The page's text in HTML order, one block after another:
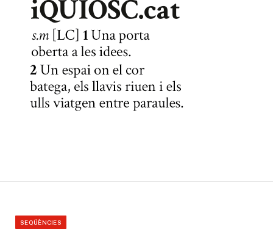
SEQÜÈNCIES